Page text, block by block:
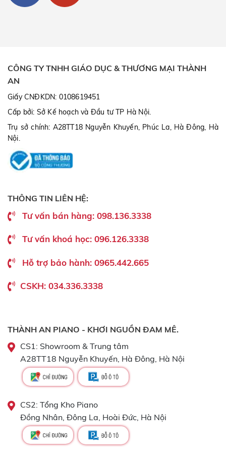
CÔNG TY TNHH GIÁO DỤC & THƯƠNG MẠI THÀNH
AN
Giấy CNĐKDN: 0108619451
Cấp bởi: Sở Kế hoạch và Đầu tư TP Hà Nội.
Trụ sở chính: A28TT18 Nguyễn Khuyến, Phúc La, Hà Đông, Hà
Nội.
THÔNG TIN LIÊN HỆ:
Tư vấn bán hàng: 098.136.3338
Tư vấn khoá học: 096.126.3338
Hỗ trợ bảo hành: 0965.442.665
CSKH: 034.336.3338
THÀNH AN PIANO - KHƠI NGUỒN ĐAM MÊ.
CS1: Showroom & Trung tâm
A28TT18 Nguyễn Khuyến, Hà Đông, Hà Nội
CS2: Tổng Kho Piano
Đồng Nhân, Đông La, Hoài Đức, Hà Nội